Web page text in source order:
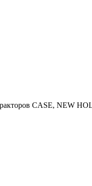
CASE, NEW